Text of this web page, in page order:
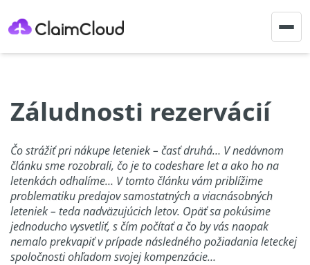
Záludnosti rezervácií
Čo strážiť pri nákupe leteniek – časť druhá… V nedávnom
článku sme rozobrali, čo je to codeshare let a ako ho na
letenkách odhalíme… V tomto článku vám priblížime
problematiku predajov samostatných a viacnásobných
leteniek – teda nadväzujúcich letov. Opäť sa pokúsime
jednoducho vysvetliť, s čím počítať a čo by vás naopak
nemalo prekvapiť v prípade následného požiadania leteckej
spoločnosti ohľadom svojej kompenzácie…